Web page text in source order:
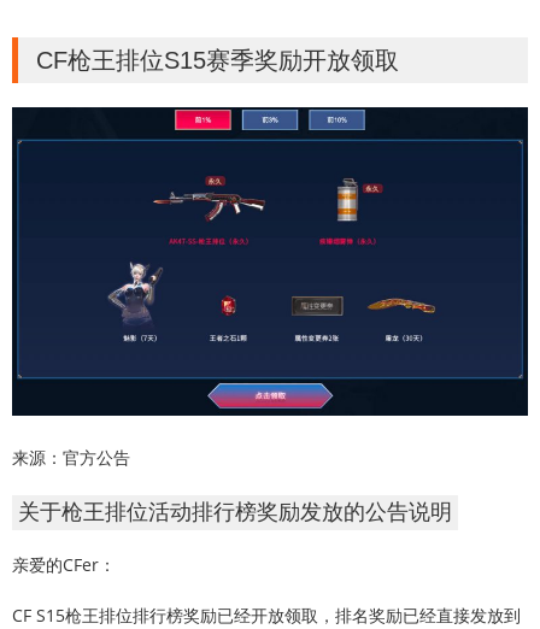
CF枪王排位S15赛季奖励开放领取
来源：官方公告
关于枪王排位活动排行榜奖励发放的公告说明
亲爱的CFer：
CF S15枪王排位排行榜奖励已经开放领取，排名奖励已经直接发放到